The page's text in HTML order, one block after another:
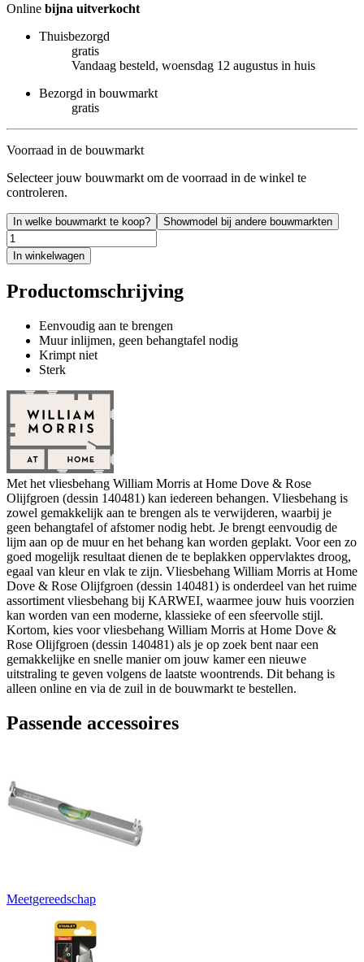
Online bijna uitverkocht
Thuisbezorgd
gratis
Vandaag besteld, woensdag 12 augustus in huis
Bezorgd in bouwmarkt
gratis
Voorraad in de bouwmarkt
Selecteer jouw bouwmarkt om de voorraad in de winkel te
controleren.
In welke bouwmarkt te koop? Showmodel bij andere bouwmarkten
In winkelwagen
Productomschrijving
Eenvoudig aan te brengen
Muur inlijmen, geen behangtafel nodig
Krimpt niet
Sterk
Met het vliesbehang William Morris at Home Dove & Rose
Olijfgroen (dessin 140481) kan iedereen behangen. Vliesbehang is
zowel gemakkelijk aan te brengen als te verwijderen, waarbij je
geen behangtafel of afstomer nodig hebt. Je brengt eenvoudig de
lijm aan op de muur en het behang kan worden geplakt. Voor een zo
goed mogelijk resultaat dienen de te beplakken oppervlaktes droog,
egaal van kleur en vlak te zijn. Vliesbehang William Morris at Home
Dove & Rose Olijfgroen (dessin 140481) is onderdeel van het ruime
assortiment vliesbehang bij KARWEI, waarmee jouw huis voorzien
kan worden van een moderne, klassieke of een sfeervolle stijl.
Kortom, kies voor vliesbehang William Morris at Home Dove &
Rose Olijfgroen (dessin 140481) als je op zoek bent naar een
gemakkelijke en snelle manier om jouw kamer een nieuwe
uitstraling te geven volgens de laatste woontrends. Dit behang is
alleen online en via de zuil in de bouwmarkt te bestellen.
Passende accessoires
Meetgereedschap